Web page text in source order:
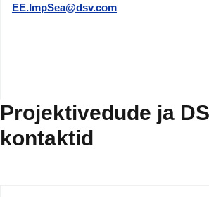
EE.ImpSea@dsv.com
Projektivedude ja
kontaktid